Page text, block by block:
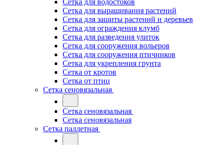
Сетка для водостоков
Сетка для выращивания растений
Сетка для защиты растений и деревьев
Сетка для ограждения клумб
Сетка для разведения улиток
Сетка для сооружения вольеров
Сетка для сооружения птичников
Сетка для укрепления грунта
Сетка от кротов
Сетка от птиц
Сетка сеновязальная
Сетка сеновязальная
Сетка сеновязальная
Сетка паллетная